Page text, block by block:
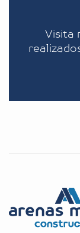
Visita